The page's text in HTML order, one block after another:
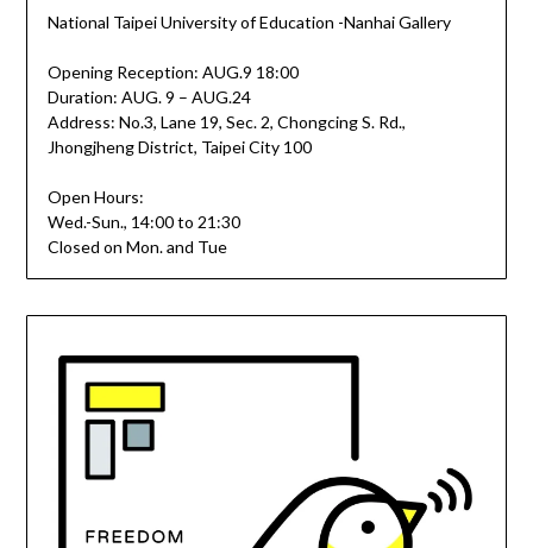
National Taipei University of Education -Nanhai Gallery
Opening Reception: AUG.9 18:00
Duration: AUG. 9 – AUG.24
Address: No.3, Lane 19, Sec. 2, Chongcing S. Rd.,
Jhongjheng District, Taipei City 100
Open Hours:
Wed.-Sun., 14:00 to 21:30
Closed on Mon. and Tue